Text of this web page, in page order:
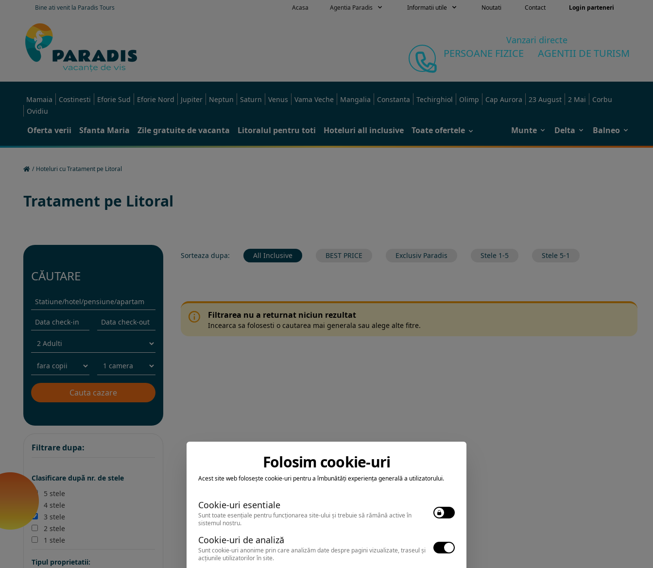
Bine ati venit la Paradis Tours Acasa Agentia Paradis Informatii utile Noutati Contact Login parteneri
Vanzari directe
PERSOANE FIZICE AGENTII DE TURISM
Mamaia Costinesti Eforie Sud Eforie Nord Jupiter Neptun Saturn Venus Vama Veche Mangalia Constanta Techirghiol Olimp Cap Aurora 23 August 2 Mai
Corbu
Ovidiu
Oferta verii Sfanta Maria Zile gratuite de vacanta Litoralul pentru toti Hoteluri all inclusive Toate ofertele Munte Delta Balneo
/ Hoteluri cu Tratament pe Litoral
Tratament pe Litoral
CĂUTARE
Filtrare dupa:
Clasificare după nr. de stele
5 stele
4 stele
3 stele
2 stele
1 stele
Tipul proprietatii:
Sorteaza dupa: All Inclusive BEST PRICE Exclusiv Paradis Stele 1-5 Stele 5-1
Filtrarea nu a returnat niciun rezultat
Incearca sa folosesti o cautarea mai generala sau alege alte fitre.
Folosim cookie-uri
Acest site web folosește cookie-uri pentru a îmbunătăți experiența generală a utilizatorului.
Cookie-uri esentiale
Sunt toate esențiale pentru funcționarea site-ului și trebuie să rămână active în
sistemul nostru.
Cookie-uri de analiză
Sunt cookie-uri anonime prin care analizăm date despre pagini vizualizate, traseul și
acțiunile utilizatorilor în site.